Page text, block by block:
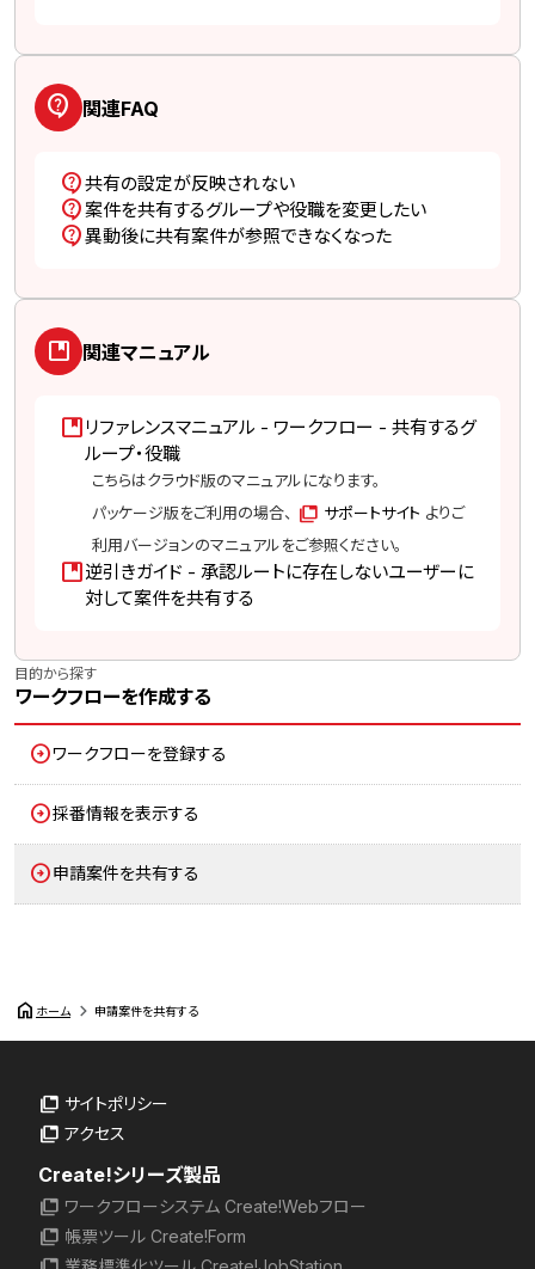
関連FAQ
contact_support
contact_support共有の設定が反映されない
contact_support案件を共有するグループや役職を変更したい
contact_support異動後に共有案件が参照できなくなった
関連マニュアル
developer_guide
developer_guide リファレンスマニュアル - ワークフロー - 共有するグ
ループ・役職
こちらはクラウド版のマニュアルになります。
パッケージ版をご利用の場合、
サポートサイト よりご
利用バージョンのマニュアルをご参照ください。
developer_guide逆引きガイド - 承認ルートに存在しないユーザーに
対して案件を共有する
目的から探す
ワークフローを作成する
ワークフローを登録する
採番情報を表示する
申請案件を共有する
home ホーム 申請案件を共有する
サイトポリシー
アクセス
Create!シリーズ製品
ワークフローシステム Create!Webフロー
帳票ツール Create!Form